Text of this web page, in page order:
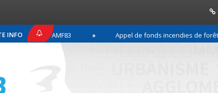
INFO
PRESSE AMF83 Appel de fonds incendies de forêt